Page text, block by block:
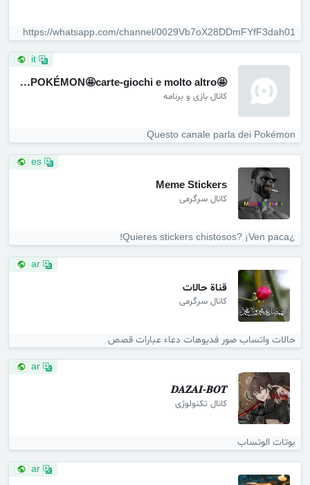
https://whatsapp.com/channel/0029Vb7oX28DDmFYfF3dah01
🤩POKÉMON🤩carte-giochi e molto altro...
کانال بازی و برنامه
Questo canale parla dei Pokémon
Meme Stickers
کانال سرگرمی
¿Quieres stickers chistosos? ¡Ven paca!
قناة حالات
کانال سرگرمی
حالات واتساب صور فديوهات دعاء عبارات قصص
𝑫𝑨𝒁𝑨𝑰-𝑩𝑶𝑻
کانال تکنولوژی
بوتات الوتساب